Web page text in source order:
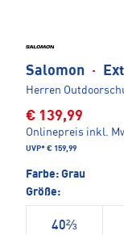
Salomon ·
Herren
€ 139,99
Onlinepreis inkl.
UVP* € 159,99
Farbe: Grau
Größe:
40⅔